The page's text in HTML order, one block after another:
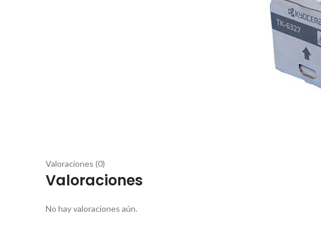
Valoraciones (0)
Valoraciones
No hay valoraciones aún.